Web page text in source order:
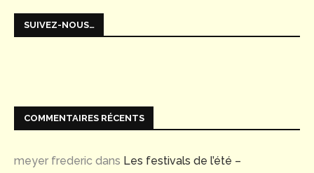
SUIVEZ-NOUS…
COMMENTAIRES RÉCENTS
meyer frederic dans Les festivals de l’été –